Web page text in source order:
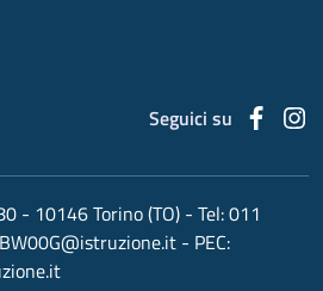
Seguici su
- 10146 Torino (TO) - Tel:011
- PEC: